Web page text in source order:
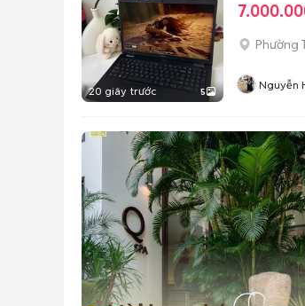
20 giây trước 5
Phường
Nguyễn